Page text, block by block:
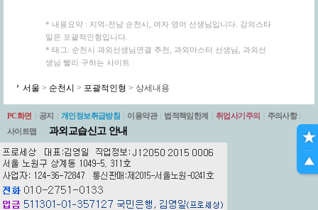
* 내용요약 : 지역-전남 순천시, 여자 영어 선생님입니다. 강의스타
일은 포괄적인형입니다.
* 태그: 순천시 과외선생님연결 추천, 과외마스터 선생님, 과외선
생님 빨리 구하는 사이트
서울 > 순천시 > 포괄적인형 > 상세내용
PC화면 공지 개인정보취급방침 이용약관 법적책임한계 취업사기주의 주의사항
사이트맵
과외교습신고 안내